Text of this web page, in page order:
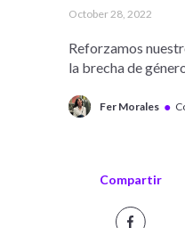
October 28, 2022
Reforzamos
la brecha de
Fer Morales ●
Compartir